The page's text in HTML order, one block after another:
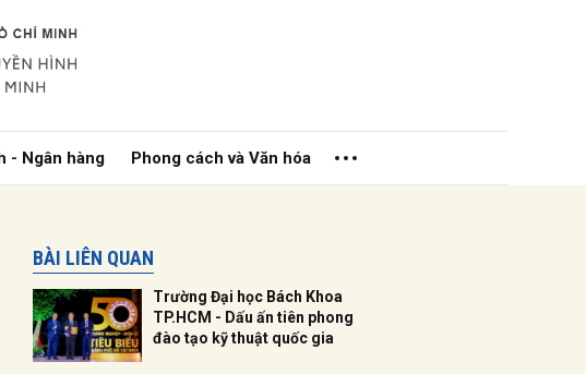
- Ngân hàng Phong cách và Văn hóa
BÀI LIÊN QUAN
Trường Đại học Bách Khoa
TP.HCM - Dấu ấn tiên phong
đào tạo kỹ thuật quốc gia
Gửi